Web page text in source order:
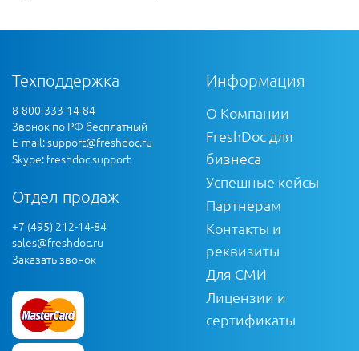
Техподдержка
8-800-333-14-84
Звонок по РФ бесплатный
E-mail:support@freshdoc.ru
Skype: freshdoc.support
Отдел продаж
+7 (495) 212-14-84
sales@freshdoc.ru
Заказать звонок
Информация
О Компании
FreshDoc для
бизнеса
Успешные кейсы
Партнерам
Контакты и
реквизиты
Для СМИ
Лицензии и
сертификаты